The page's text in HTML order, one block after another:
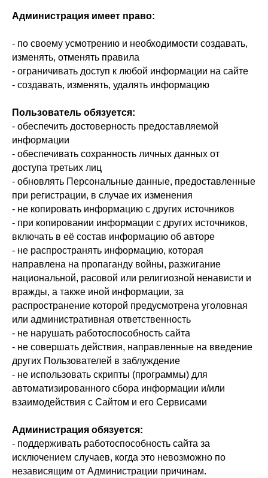
Администрация имеет право:
- по своему усмотрению и необходимости создавать,
изменять, отменять правила
- ограничивать доступ к любой информации на сайте
- создавать, изменять, удалять информацию
Пользователь обязуется:
- обеспечить достоверность предоставляемой
информации
- обеспечивать сохранность личных данных от
доступа третьих лиц
- обновлять Персональные данные, предоставленные
при регистрации, в случае их изменения
- не копировать информацию с других источников
- при копировании информации с других источников,
включать в её состав информацию об авторе
- не распространять информацию, которая
направлена на пропаганду войны, разжигание
национальной, расовой или религиозной ненависти и
вражды, а также иной информации, за
распространение которой предусмотрена уголовная
или административная ответственность
- не нарушать работоспособность сайта
- не совершать действия, направленные на введение
других Пользователей в заблуждение
- не использовать скрипты (программы) для
автоматизированного сбора информации и/или
взаимодействия с Сайтом и его Сервисами
Администрация обязуется:
- поддерживать работоспособность сайта за
исключением случаев, когда это невозможно по
независящим от Администрации причинам.